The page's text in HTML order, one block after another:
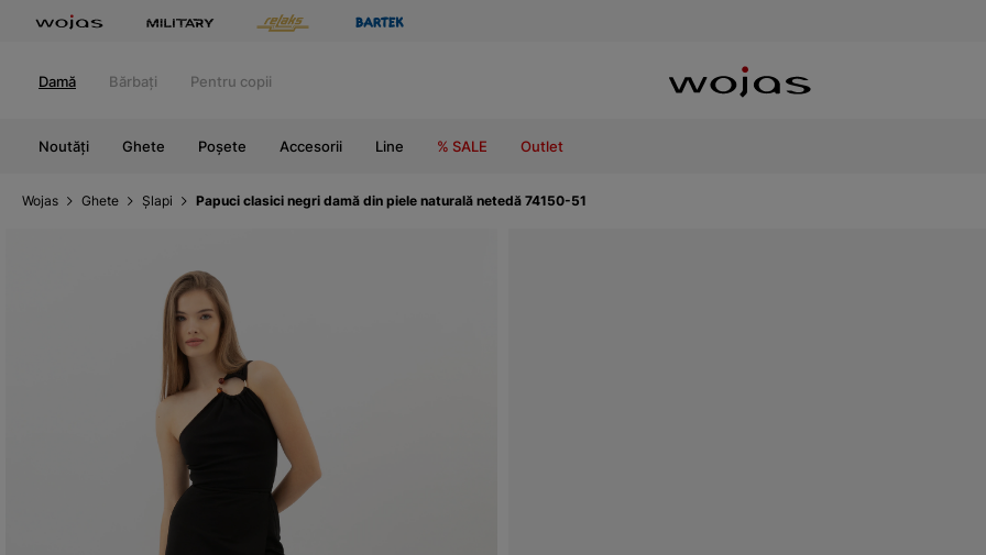
Damă Bărbați Pentru copii
Noutăți Ghete Poșete Accesorii Line % SALE Outlet
Wojas Ghete Șlapi Papuci clasici negri damă din piele naturală netedă 74150-51